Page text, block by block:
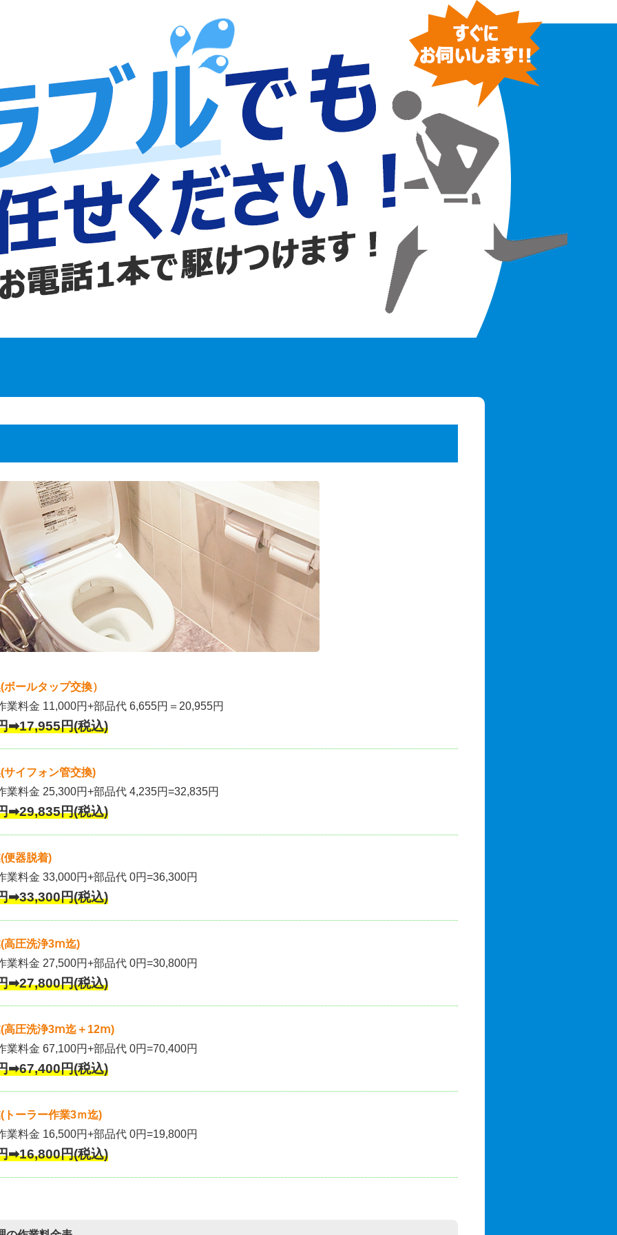
ールタップ交換）
業料金 11,000円+部品代 6,655円＝20,955円
➡17,955円(税込)
サイフォン管交換)
業料金 25,300円+部品代 4,235円=32,835円
➡29,835円(税込)
便器脱着)
業料金 33,000円+部品代 0円=36,300円
➡33,300円(税込)
高圧洗浄3ⅿ迄)
業料金 27,500円+部品代 0円=30,800円
➡27,800円(税込)
(高圧洗浄3ⅿ迄＋12ⅿ)
業料金 67,100円+部品代 0円=70,400円
➡67,400円(税込)
トーラー作業3ｍ迄)
業料金 16,500円+部品代 0円=19,800円
➡16,800円(税込)